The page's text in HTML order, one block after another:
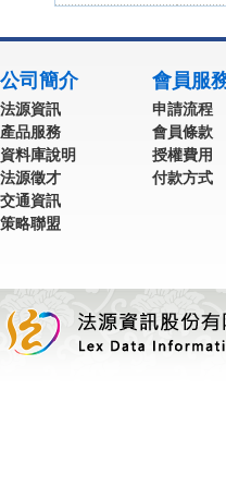
公司簡介
法源資訊
產品服務
資料庫說明
法源徵才
交通資訊
策略聯盟
會員服
申請流程
會員條款
授權費用
付款方式